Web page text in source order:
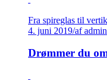
Fra spireglas til
4. juni 2019/af admin
Drømmer du